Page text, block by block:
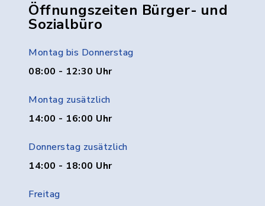
Öffnungszeiten Bürger- und
Sozialbüro
Montag bis Donnerstag
08:00 - 12:30 Uhr
Montag zusätzlich
14:00 - 16:00 Uhr
Donnerstag zusätzlich
14:00 - 18:00 Uhr
Freitag